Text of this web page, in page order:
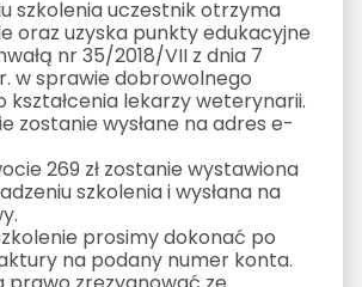
szkolenia uczestnik otrzyma
oraz uzyska punkty edukacyjne
nr 35/2018/VII z dnia 7
w sprawie dobrowolnego
kształcenia lekarzy weterynarii.
zostanie wysłane na adres e-
269 zł zostanie wystawiona
szkolenia i wysłana na
prosimy dokonać po
na podany numer konta.